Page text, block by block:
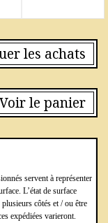
les achats
Voir le panier
servent à représenter
L’état de surface
côtés et / ou être
expédiées varieront.